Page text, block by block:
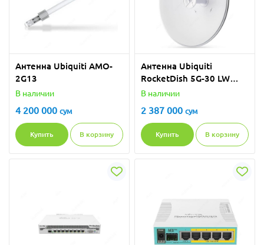
Антенна Ubiquiti AMO-
2G13
В наличии
4 200 000 сум
Купить В корзину
Антенна Ubiquiti
RocketDish 5G-30 LW
(RD-5G30-LW)
В наличии
2 387 000 сум
Купить В корзину